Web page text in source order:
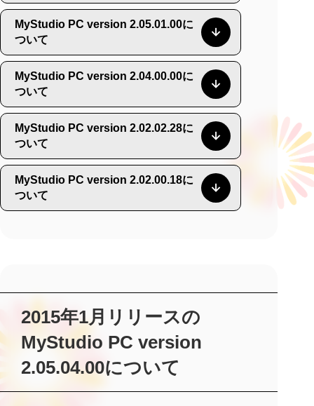
MyStudio PC version 2.05.01.00に
ついて
MyStudio PC version 2.04.00.00に
ついて
MyStudio PC version 2.02.02.28に
ついて
MyStudio PC version 2.02.00.18に
ついて
2015年1月リリースの
MyStudio PC version
2.05.04.00について